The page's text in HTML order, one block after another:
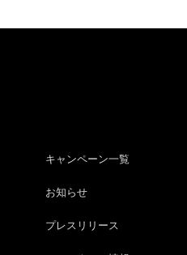
キャンペーン一覧
お知らせ
プレスリリース